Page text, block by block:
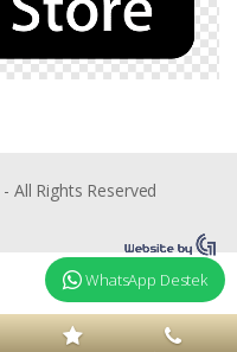
- All Rights Reserved
WhatsApp Destek